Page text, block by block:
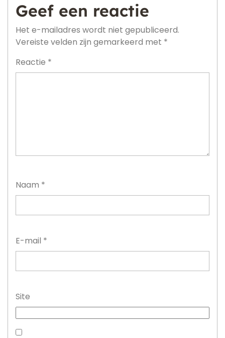
Geef een reactie
Het e-mailadres wordt niet gepubliceerd.
Vereiste velden zijn gemarkeerd met *
Reactie *
Naam *
E-mail *
Site